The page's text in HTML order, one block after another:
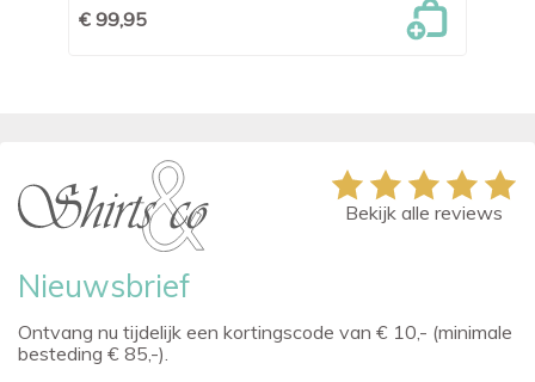
€ 99,95
Nieuwsbrief
Ontvang nu tijdelijk een kortingscode van € 10,- (minimale
besteding € 85,-).
Bekijk alle reviews